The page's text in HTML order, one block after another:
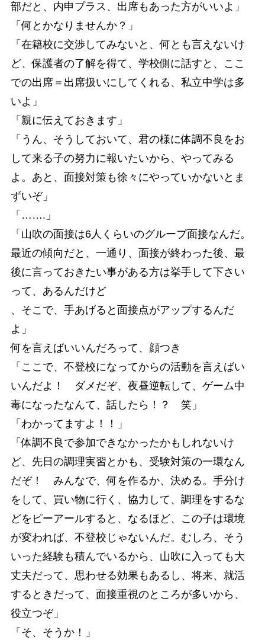
部だと、内申プラス、出席もあった方がいいよ」
「何とかなりませんか？」
「在籍校に交渉してみないと、何とも言えないけ
ど、保護者の了解を得て、学校側に話すと、ここ
での出席＝出席扱いにしてくれる、私立中学は多
いよ」
「親に伝えておきます」
「うん、そうしておいて、君の様に体調不良をお
して来る子の努力に報いたいから、やってみる
よ。あと、面接対策も徐々にやっていかないとま
ずいぞ」
「…….」
「山吹の面接は6人くらいのグループ面接なんだ。
最近の傾向だと、一通り、面接が終わった後、最
後に言っておきたい事がある方は挙手して下さい
って、あるんだけど
、そこで、手あげると面接点がアップするんだ
よ」
何を言えばいいんだろって、顔つき
「ここで、不登校になってからの活動を言えばい
いんだよ！ ダメだぞ、夜昼逆転して、ゲーム中
毒になったなんて、話したら！？ 笑」
「わかってますよ！！」
「体調不良で参加できなかったかもしれないけ
ど、先日の調理実習とかも、受験対策の一環なん
だぞ！ みんなで、何を作るか、決める。手分け
をして、買い物に行く、協力して、調理をするな
どをピーアールすると、なるほど、この子は環境
が変われば、不登校じゃないんだ。むしろ、そう
いった経験も積んでいるから、山吹に入っても大
丈夫だって、思わせる効果もあるし、将来、就活
するときだって、面接重視のところが多いから、
役立つぞ」
「そ、そうか！」